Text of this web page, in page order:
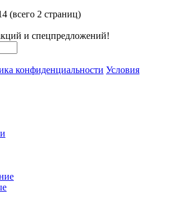
(всего 2 страниц)
и спецпредложений!
конфиденциальности Условия